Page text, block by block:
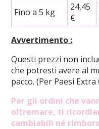
Fino a 5 kg
24,45
€
Avvertimento :
Questi prezzi non
che potresti avere al
pacco. (Per Paesi Extra
Per gli ordini che
oltremare, ti
cambiabili né